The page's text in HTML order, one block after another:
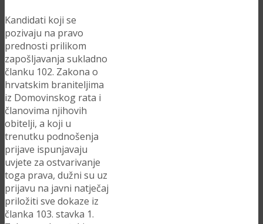
Kandidati koji se
pozivaju na pravo
prednosti prilikom
zapošljavanja sukladno
članku 102. Zakona o
hrvatskim braniteljima
iz Domovinskog rata i
članovima njihovih
obitelji, a koji u
trenutku podnošenja
prijave ispunjavaju
uvjete za ostvarivanje
toga prava, dužni su uz
prijavu na javni natječaj
priložiti sve dokaze iz
članka 103. stavka 1.